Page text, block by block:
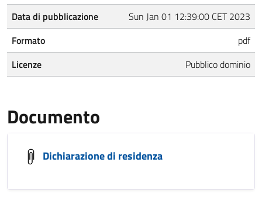
Data di pubblicazione
Sun Jan 01 12:39:00 CET 2023
Formato
pdf
Licenze
Pubblico dominio
Documento
Dichiarazione di residenza